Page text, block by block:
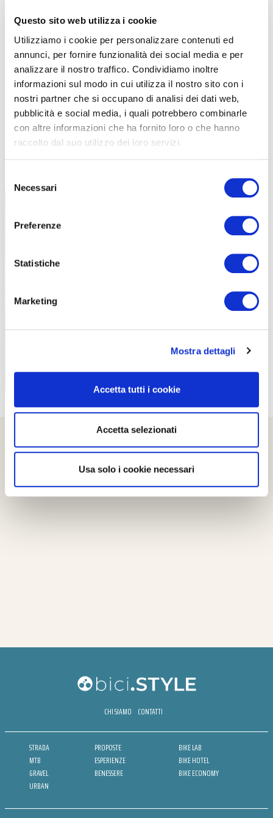
Questo sito web utilizza i cookie
Utilizziamo i cookie per personalizzare contenuti ed
annunci, per fornire funzionalità dei social media e per
analizzare il nostro traffico. Condividiamo inoltre
informazioni sul modo in cui utilizza il nostro sito con i
nostri partner che si occupano di analisi dei dati web,
pubblicità e social media, i quali potrebbero combinarle
con altre informazioni che ha fornito loro o che hanno
raccolto dal suo utilizzo dei loro servizi.
delNecessari
Preferenze
Statistiche
Marketing
Mostra dettagli
Accetta tutti i cookie
Accetta selezionati
Usa solo i cookie necessari
TUTTE LE CATEGORIE DEL MAGAZINE
CHI SIAMO CONTATTI
STRADA
MTB
GRAVEL
URBAN
PROPOSTE
ESPERIENZE
BENESSERE
BIKE LAB
BIKE HOTEL
BIKE ECONOMY